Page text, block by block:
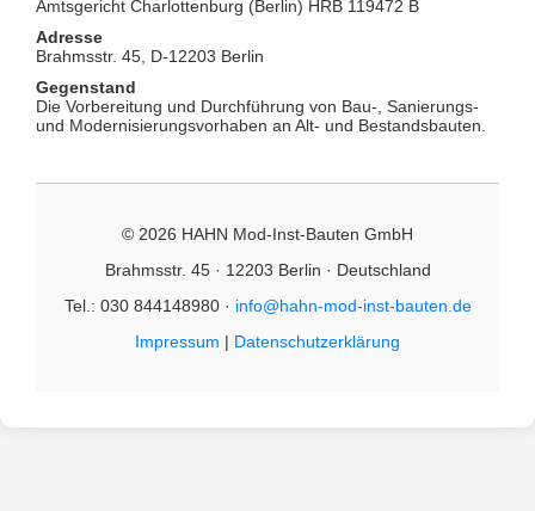
Amtsgericht Charlottenburg (Berlin) HRB 119472 B
Adresse
Brahmsstr. 45, D-12203 Berlin
Gegenstand
Die Vorbereitung und Durchführung von Bau-, Sanierungs-
und Modernisierungsvorhaben an Alt- und Bestandsbauten.
© 2026 HAHN Mod-Inst-Bauten GmbH
Brahmsstr. 45 · 12203 Berlin · Deutschland
Tel.: 030 844148980 · info@hahn-mod-inst-bauten.de
Impressum | Datenschutzerklärung